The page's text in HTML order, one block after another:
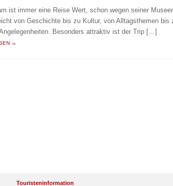
ist immer eine Reise Wert, schon wegen seiner
von Geschichte bis zu Kultur, von Alltagsthemen bis
Besonders attraktiv ist der Trip […]
→
Touristeninformation